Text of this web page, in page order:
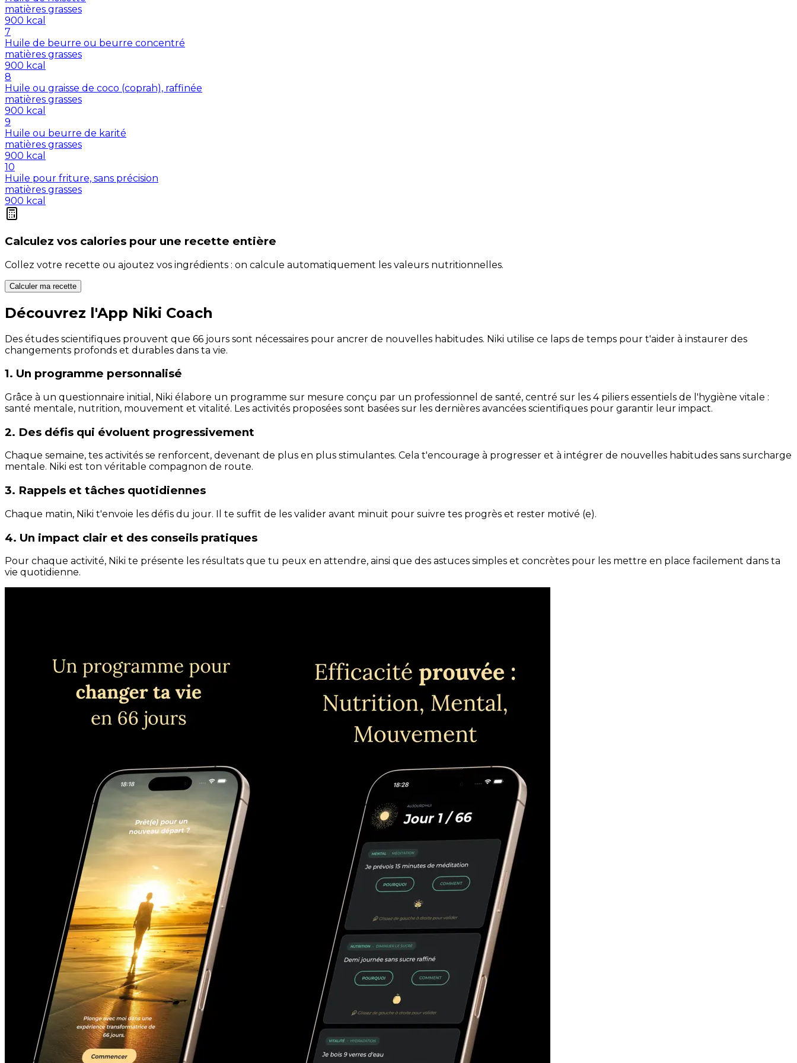
matières grasses
900 kcal
7
Huile de beurre ou beurre concentré
matières grasses
900 kcal
8
Huile ou graisse de coco (coprah), raffinée
matières grasses
900 kcal
9
Huile ou beurre de karité
matières grasses
900 kcal
10
Huile pour friture, sans précision
matières grasses
900 kcal
Calculez vos calories pour une recette entière
Collez votre recette ou ajoutez vos ingrédients : on calcule automatiquement les valeurs nutritionnelles.
Calculer ma recette
Découvrez l'App Niki Coach
Des études scientifiques prouvent que 66 jours sont nécessaires pour ancrer de nouvelles habitudes. Niki utilise ce laps de temps pour t'aider à instaurer des
changements profonds et durables dans ta vie.
1. Un programme personnalisé
Grâce à un questionnaire initial, Niki élabore un programme sur mesure conçu par un professionnel de santé, centré sur les 4 piliers essentiels de l'hygiène vitale :
santé mentale, nutrition, mouvement et vitalité. Les activités proposées sont basées sur les dernières avancées scientifiques pour garantir leur impact.
2. Des défis qui évoluent progressivement
Chaque semaine, tes activités se renforcent, devenant de plus en plus stimulantes. Cela t'encourage à progresser et à intégrer de nouvelles habitudes sans surcharge
mentale. Niki est ton véritable compagnon de route.
3. Rappels et tâches quotidiennes
Chaque matin, Niki t'envoie les défis du jour. Il te suffit de les valider avant minuit pour suivre tes progrès et rester motivé (e).
4. Un impact clair et des conseils pratiques
Pour chaque activité, Niki te présente les résultats que tu peux en attendre, ainsi que des astuces simples et concrètes pour les mettre en place facilement dans ta
vie quotidienne.